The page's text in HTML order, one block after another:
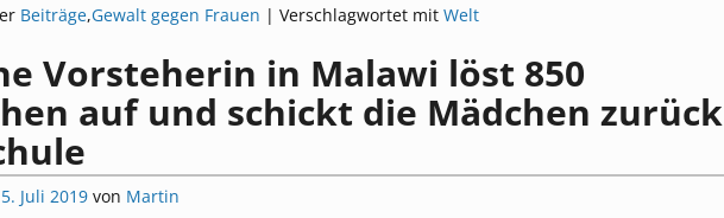
Beiträge,Gewalt gegen Frauen | Verschlagwortet mit Welt
Vorsteherin in Malawi löst 850
auf und schickt die Mädchen zurück
5. Juli 2019 von Martin